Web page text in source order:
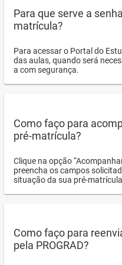
Para que serve a
matrícula?
Para acessar o Portal do
das aulas, quando será
a com segurança.
Como faço para
pré-matrícula?
Clique na opção
preencha os campos
situação da sua pré-
Como faço para
pela PROGRAD?